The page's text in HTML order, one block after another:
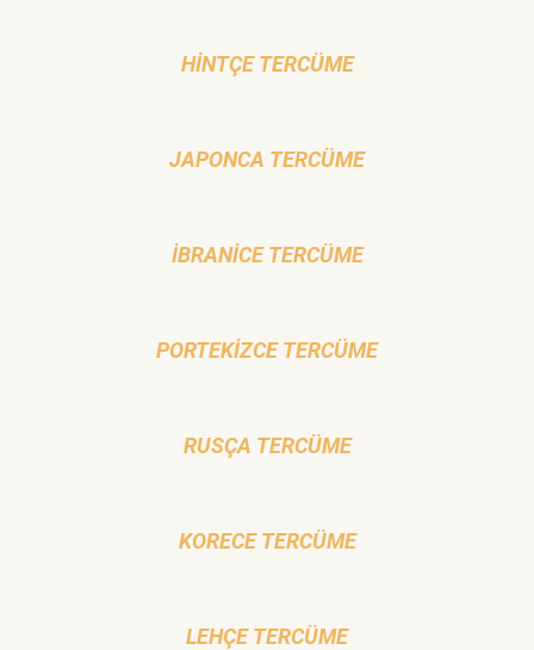
HINTÇE TERCÜME
JAPONCA TERCÜME
İBRANICE TERCÜME
PORTEKIZCE TERCÜME
RUSÇA TERCÜME
KORECE TERCÜME
LEHÇE TERCÜME